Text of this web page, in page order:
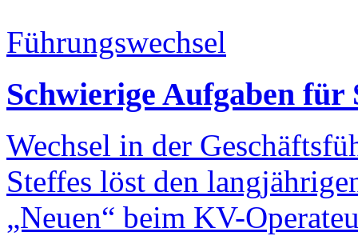
Führungswechsel
Schwierige Aufgaben für
Wechsel in der
Steffes löst den
„Neuen“ beim KV-